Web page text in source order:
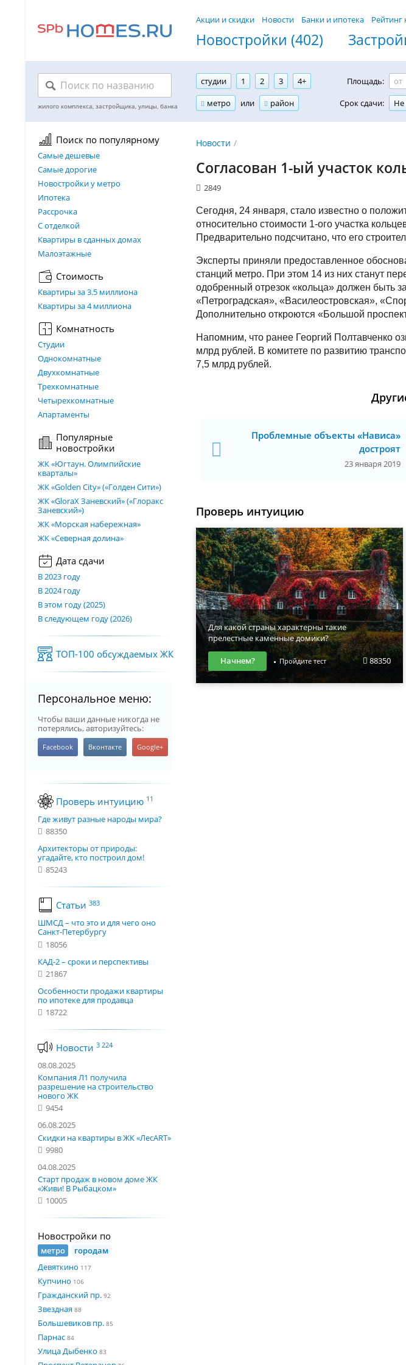
Акции и скидки Новости Банки и ипотека Рейтинг
Новостройки (402)
студии 1 2 3
4+
метро
или район
Площадь:
Срок сдачи:
Не
Поиск по популярному
Самые дешевые
Самые дорогие
Новостройки у метро
Ипотека
Рассрочка
С отделкой
Квартиры в сданных домах
Малоэтажные
Стоимость
Квартиры за 3.5 миллиона
Квартиры за 4 миллиона
Комнатность
Студии
Однокомнатные
Двухкомнатные
Трехкомнатные
Четырехкомнатные
Апартаменты
Популярные
новостройки
ЖК «Югтаун. Олимпийские
кварталы»
ЖК «Golden City» («Голден Сити»)
ЖК «GloraX Заневский»​ («Глоракс
Заневский»)
ЖК «Морская набережная»
ЖК «Северная долина»
Дата сдачи
В 2023 году
В 2024 году
В этом году (2025)
В следующем году (2026)
ТОП-100 обсуждаемых ЖК
Персональное меню:
Чтобы ваши данные никогда не
потерялись, авторизуйтесь:
Проверь интуицию 11
Где живут разные народы мира?
88350
Архитекторы от природы:
угадайте, кто построил дом!
85243
Статьи 383
ШМСД – что это и для чего оно
Санкт-Петербургу
18056
КАД-2 – сроки и перспективы
21867
Особенности продажи квартиры
по ипотеке для продавца
18722
Новости 3 224
08.08.2025
Компания Л1 получила
разрешение на строительство
нового ЖК
9454
06.08.2025
Скидки на квартиры в ЖК «ЛесART»
9980
04.08.2025
Старт продаж в новом доме ЖК
«Живи! В Рыбацком»
10005
Новостройки по
метро
городам
Девяткино 117
Купчино 106
Гражданский пр. 92
Звездная 88
Большевиков пр. 85
Парнас 84
Улица Дыбенко 83
Новости
Согласован 1-ый участок
2849
Сегодня, 24 января, стало известно о
относительно стоимости 1-ого участка
Предварительно подсчитано, что его
Эксперты приняли предоставленное
станций метро. При этом 14 из них станут
одобренный отрезок «кольца» должен быть
«Петроградская», «Василеостровская»,
Дополнительно откроются «Большой
Напомним, что ранее Георгий Полтавченко
млрд рублей. В комитете по развитию
7,5 млрд рублей.
Проблемные объекты «Нависа»
достроят
23 января 2019
Проверь интуицию
Для какой страны характерны такие
прелестные каменные домики?
88350
Начнем? Пройдите тест